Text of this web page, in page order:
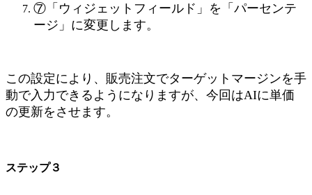
⑦「ウィジェットフィールド」を「パーセンテ
ージ」に変更します。
この設定により、販売注文でターゲットマージンを手
動で入力できるようになりますが、今回はAIに単価
の更新をさせます。
ステップ３